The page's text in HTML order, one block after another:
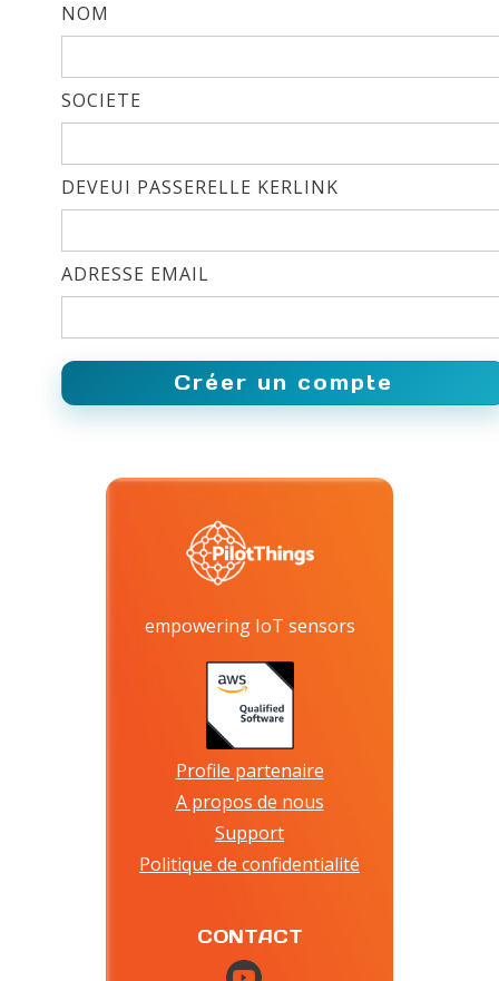
NOM
SOCIETE
DEVEUI PASSERELLE KERLINK
ADRESSE EMAIL
empowering IoT sensors
Profile partenaire
A propos de nous
Support
Politique de confidentialité
CONTACT